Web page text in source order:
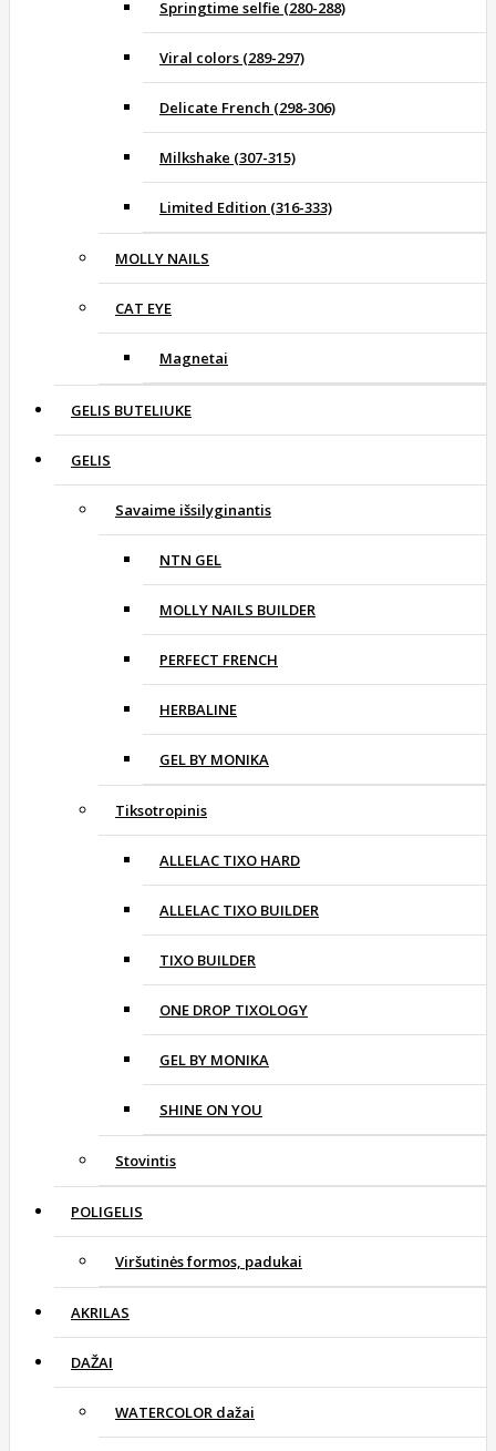
Springtime selfie (280-288)
Viral colors (289-297)
Delicate French (298-306)
Milkshake (307-315)
Limited Edition (316-333)
MOLLY NAILS
CAT EYE
Magnetai
GELIS BUTELIUKE
GELIS
Savaime išsilyginantis
NTN GEL
MOLLY NAILS BUILDER
PERFECT FRENCH
HERBALINE
GEL BY MONIKA
Tiksotropinis
ALLELAC TIXO HARD
ALLELAC TIXO BUILDER
TIXO BUILDER
ONE DROP TIXOLOGY
GEL BY MONIKA
SHINE ON YOU
Stovintis
POLIGELIS
Viršutinės formos, padukai
AKRILAS
DAŽAI
WATERCOLOR dažai